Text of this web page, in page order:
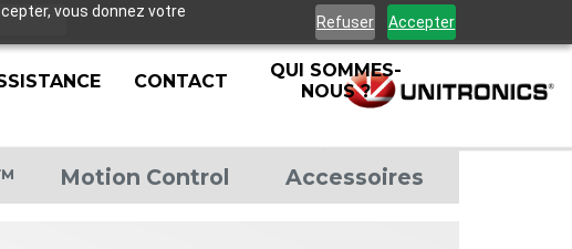
vous donnez votre
Refuser Accepter
CONTACT
QUI SOMMES-
NOUS ?
Motion Control Accessoires